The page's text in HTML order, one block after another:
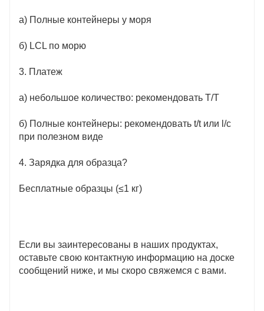
а) Полные контейнеры у моря
б) LCL по морю
3. Платеж
а) небольшое количество: рекомендовать T/T
б) Полные контейнеры: рекомендовать t/t или l/c
при полезном виде
4. Зарядка для образца?
Бесплатные образцы (≤1 кг)
Если вы заинтересованы в наших продуктах,
оставьте свою контактную информацию на доске
сообщений ниже, и мы скоро свяжемся с вами.